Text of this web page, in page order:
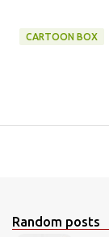
CARTOON BOX
Random posts